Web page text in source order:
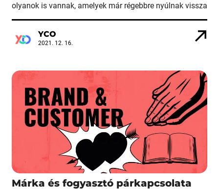
olyanok is vannak, amelyek már régebbre nyúlnak vissza
YCO
2021. 12. 16.
Márka és fogyasztó párkapcsolata